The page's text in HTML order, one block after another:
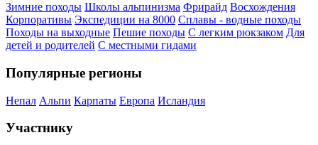
Зимние походы Школы альпинизма Фрирайд Восхождения
Корпоративы Экспедиции на 8000 Сплавы - водные походы
Походы на выходные Пешие походы С легким рюкзаком Для
детей и родителей С местными гидами
Популярные регионы
Непал Альпи Карпаты Европа Исландия
Участнику